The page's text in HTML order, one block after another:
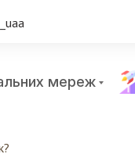
мереж